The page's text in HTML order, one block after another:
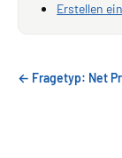
Erstellen
← Fragetyp: Net